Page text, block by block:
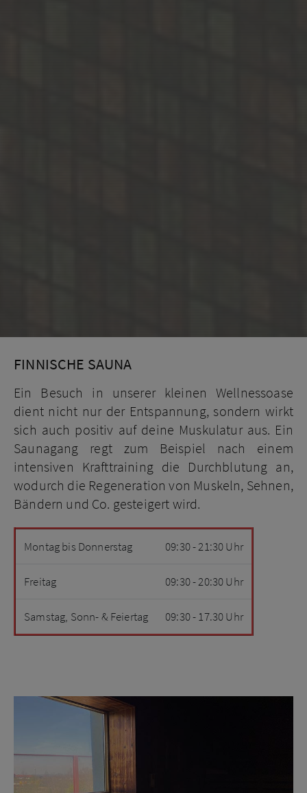
FINNISCHE SAUNA
Ein Besuch in unserer kleinen Wellnessoase
dient nicht nur der Entspannung, sondern wirkt
sich auch positiv auf deine Muskulatur aus. Ein
Saunagang regt zum Beispiel nach einem
intensiven Krafttraining die Durchblutung an,
wodurch die Regeneration von Muskeln, Sehnen,
Bändern und Co. gesteigert wird.
Montag bis Donnerstag 09:30 - 21:30 Uhr
Freitag 09:30 - 20:30 Uhr
Samstag, Sonn- & Feiertag 09:30 - 17.30 Uhr